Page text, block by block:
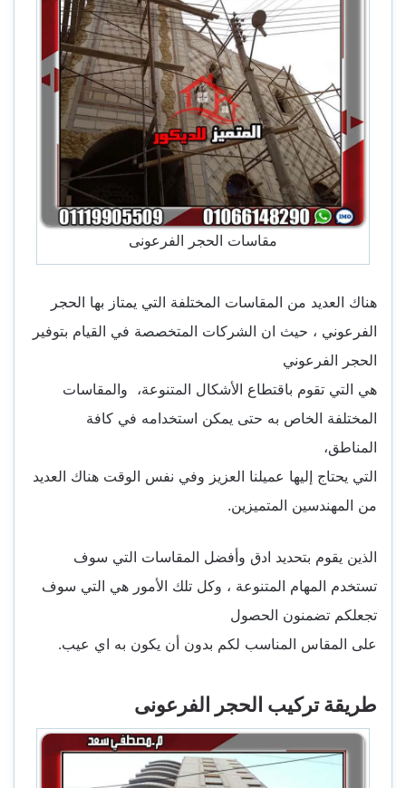
مقاسات الحجر الفرعونى
هناك العديد من المقاسات المختلفة التي يمتاز بها الحجر
الفرعوني ، حيث ان الشركات المتخصصة في القيام بتوفير
الحجر الفرعوني
هي التي تقوم باقتطاع الأشكال المتنوعة، والمقاسات
المختلفة الخاص به حتى يمكن استخدامه في كافة
المناطق،
التي يحتاج إليها عميلنا العزيز وفي نفس الوقت هناك العديد
من المهندسين المتميزين.
الذين يقوم بتحديد ادق وأفضل المقاسات التي سوف
تستخدم المهام المتنوعة ، وكل تلك الأمور هي التي سوف
تجعلكم تضمنون الحصول
على المقاس المناسب لكم بدون أن يكون به اي عيب.
طريقة تركيب الحجر الفرعونى